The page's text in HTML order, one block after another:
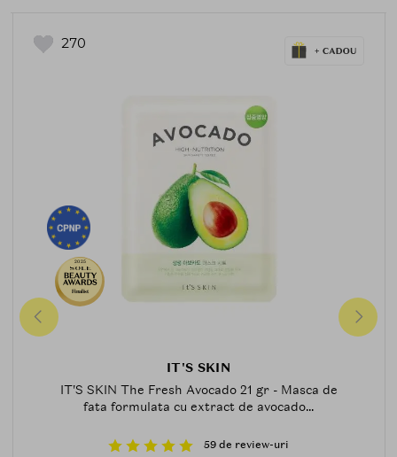
270
2025
Finalist
IT'S SKIN
IT'S SKIN The Fresh Avocado 21 gr - Masca de
fata formulata cu extract de avocado...
59 de review-uri